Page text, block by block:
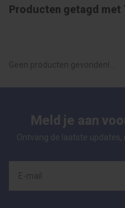
Producten getagd met
Geen producten gevonden!...
Meld je aan
Ontvang de laatste updates,